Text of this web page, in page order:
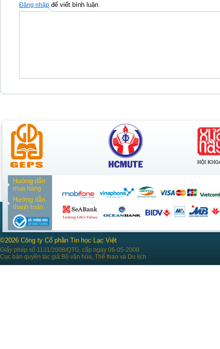
Đăng nhập để viết bình luận
Hướng dẫn
mua hàng
Hướng dẫn
thanh toán
©2026 Công ty Cổ phần Tin học Lạc Việt
Giấy phép số 1131/2008/QTG, cấp ngày 06-05-2008
Cục bản quyền tác giả Bộ văn hóa, Thể thao và Du lịch